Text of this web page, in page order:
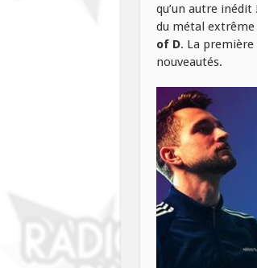
qu’un autre
du métal extrême
of D. La première
nouveautés.